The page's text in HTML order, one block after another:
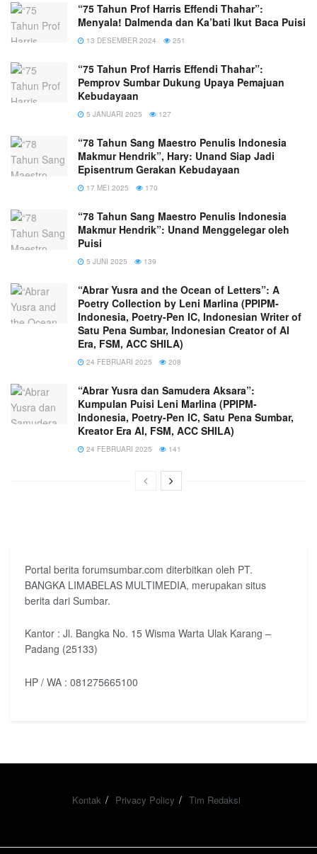
“75 Tahun Prof Harris Effendi Thahar”:
Menyala! Dalmenda dan Ka’bati Ikut Baca Puisi
13 DESEMBER 2024 251
“75 Tahun Prof Harris Effendi Thahar”:
Pemprov Sumbar Dukung Upaya Pemajuan
Kebudayaan
5 JANUARI 2025 127
“78 Tahun Sang Maestro Penulis Indonesia
Makmur Hendrik”, Hary: Unand Siap Jadi
Episentrum Gerakan Kebudayaan
17 MEI 2025 170
“78 Tahun Sang Maestro Penulis Indonesia
Makmur Hendrik”: Unand Menggelegar oleh
Puisi
5 JUNI 2025 139
“Abrar Yusra and the Ocean of Letters”: A
Poetry Collection by Leni Marlina (PPIPM-
Indonesia, Poetry-Pen IC, Indonesian Writer of
Satu Pena Sumbar, Indonesian Creator of AI
Era, FSM, ACC SHILA)
24 FEBRUARI 2025 208
“Abrar Yusra dan Samudera Aksara”:
Kumpulan Puisi Leni Marlina (PPIPM-
Indonesia, Poetry-Pen IC, Satu Pena Sumbar,
Kreator Era AI, FSM, ACC SHILA)
24 FEBRUARI 2025 141
Portal berita forumsumbar.com diterbitkan oleh PT.
BANGKA LIMABELAS MULTIMEDIA, merupakan situs
berita dari Sumbar.
Kantor : Jl. Bangka No. 15 Wisma Warta Ulak Karang –
Padang (25133)
HP / WA : 081275665100
Kontak Privacy Policy Tim Redaksi